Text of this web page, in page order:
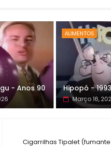
- Anos 90
ALIMENTOS
Hipopó - 1993
Março 16,
Cigarrilhas Tipalet